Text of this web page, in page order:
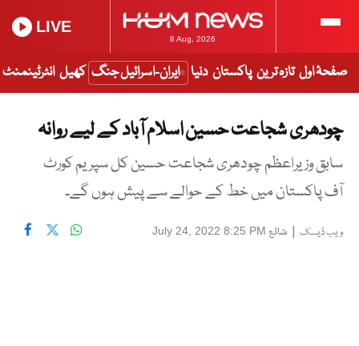
8 Aug, 2026
LIVE
صفحۂ اول تازہ ترین پاکستان دنیا ایران-اسرائیل جنگ کھیل انٹرٹینمنٹ
چودھری شجاعت حسین اسلام آباد کے لیے روانہ
سابق وزیراعظم چودھری شجاعت حسین کل سپریم کورٹ
آف پاکستان میں خط کے حوالے سے پیش ہوں گے۔
ویب ڈیسک | شائع July 24, 2022 8:25 PM